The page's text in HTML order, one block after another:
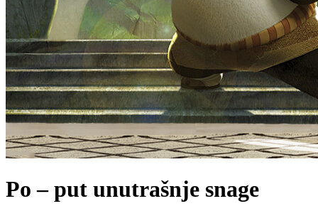
Po – put unutrašnje snage